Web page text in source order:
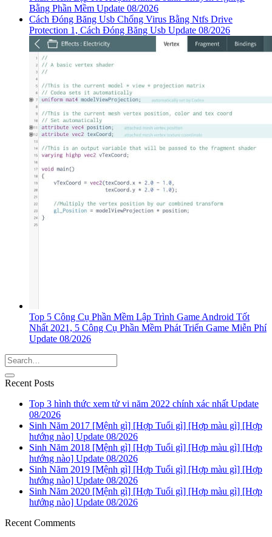
Bằng Phần Mềm Update 08/2026
Cách Đóng Băng Usb Chống Virus Bằng Ntfs Drive
Protection 1, Cách Đóng Băng Usb Update 08/2026
Top 5 Công Cụ Phần Mềm Lập Trình Game Android Tốt
Nhất 2021, 5 Công Cụ Phần Mềm Phát Triển Game Miễn Phí
Update 08/2026
Recent Posts
Top 3 hình thức xem tử vi năm 2022 chính xác nhất Update
08/2026
Sinh Năm 2017 [Mệnh gì] [Hợp Tuổi gì] [Hợp màu gì] [Hợp
hướng nào] Update 08/2026
Sinh Năm 2018 [Mệnh gì] [Hợp Tuổi gì] [Hợp màu gì] [Hợp
hướng nào] Update 08/2026
Sinh Năm 2019 [Mệnh gì] [Hợp Tuổi gì] [Hợp màu gì] [Hợp
hướng nào] Update 08/2026
Sinh Năm 2020 [Mệnh gì] [Hợp Tuổi gì] [Hợp màu gì] [Hợp
hướng nào] Update 08/2026
Recent Comments